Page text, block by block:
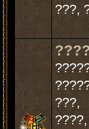
???,
???,